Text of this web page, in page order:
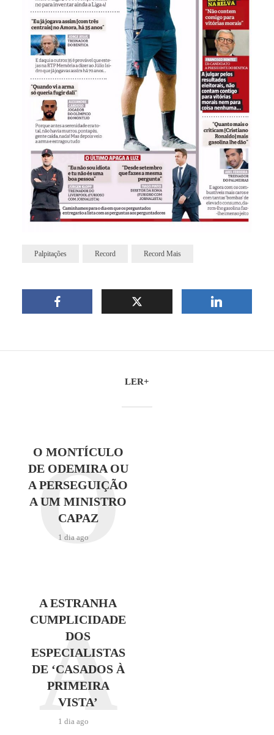
Palpitações Record Record Mais
LER+
O MONTÍCULO
DE ODEMIRA OU
A PERSEGUIÇÃO
A UM MINISTRO
CAPAZ
1 dia ago
O
A ESTRANHA
CUMPLICIDADE
DOS
ESPECIALISTAS
DE ‘CASADOS À
PRIMEIRA
VISTA’
1 dia ago
A